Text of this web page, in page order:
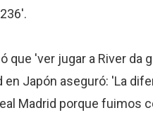
que 'ver jugar a River da
en Japón aseguró: 'La
Madrid porque fuimos